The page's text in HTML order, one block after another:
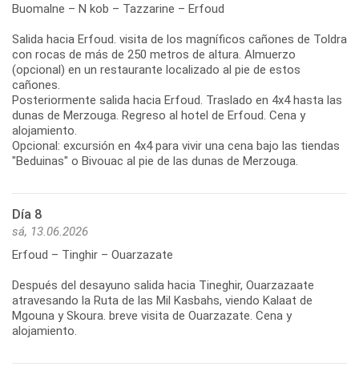
Buomalne – N kob – Tazzarine – Erfoud
Salida hacia Erfoud. visita de los magníficos cañones de Toldra
con rocas de más de 250 metros de altura. Almuerzo
(opcional) en un restaurante localizado al pie de estos
cañones.
Posteriormente salida hacia Erfoud. Traslado en 4x4 hasta las
dunas de Merzouga. Regreso al hotel de Erfoud. Cena y
alojamiento.
Opcional: excursión en 4x4 para vivir una cena bajo las tiendas
"Beduinas" o Bivouac al pie de las dunas de Merzouga.
Día 8
sá, 13.06.2026
Erfoud – Tinghir – Ouarzazate
Después del desayuno salida hacia Tineghir, Ouarzazaate
atravesando la Ruta de las Mil Kasbahs, viendo Kalaat de
Mgouna y Skoura. breve visita de Ouarzazate. Cena y
alojamiento.